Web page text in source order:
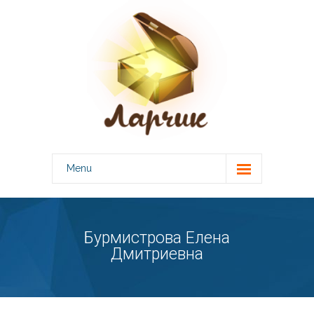
Menu
О центре
Специалисты
Бурмистрова Елена
Дмитриевна